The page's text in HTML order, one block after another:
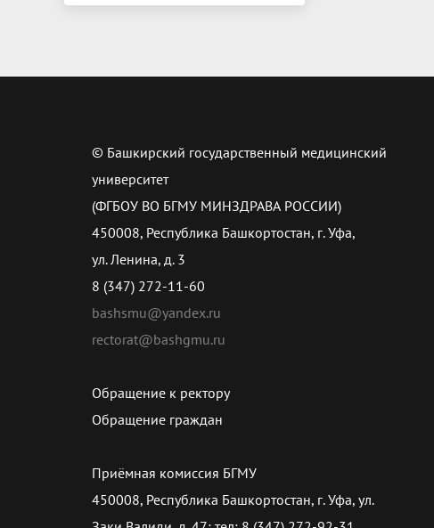
© Башкирский государственный медицинский
университет
(ФГБОУ ВО БГМУ МИНЗДРАВА РОССИИ)
450008, Республика Башкортостан, г. Уфа,
ул. Ленина, д. 3
8 (347) 272-11-60
bashsmu@yandex.ru
rectorat@bashgmu.ru
Обращение к ректору
Обращение граждан
Приёмная комиссия БГМУ
450008, Республика Башкортостан, г. Уфа, ул.